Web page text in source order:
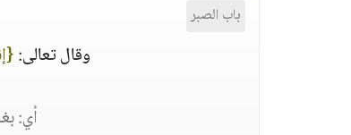
باب الصبر
وقال تعالى:
أي: